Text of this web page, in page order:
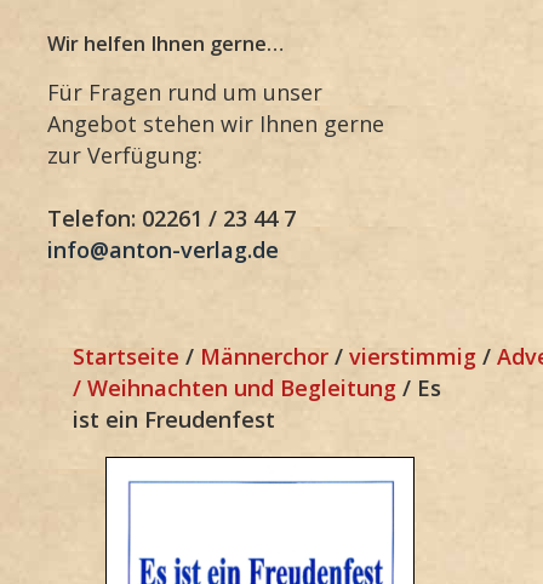
Wir helfen Ihnen gerne…
Für Fragen rund um unser
Angebot stehen wir Ihnen gerne
zur Verfügung:
Telefon: 02261 / 23 44 7
info@anton-verlag.de
Startseite / Männerchor / vierstimmig /
/ Weihnachten und Begleitung / Es
ist ein Freudenfest